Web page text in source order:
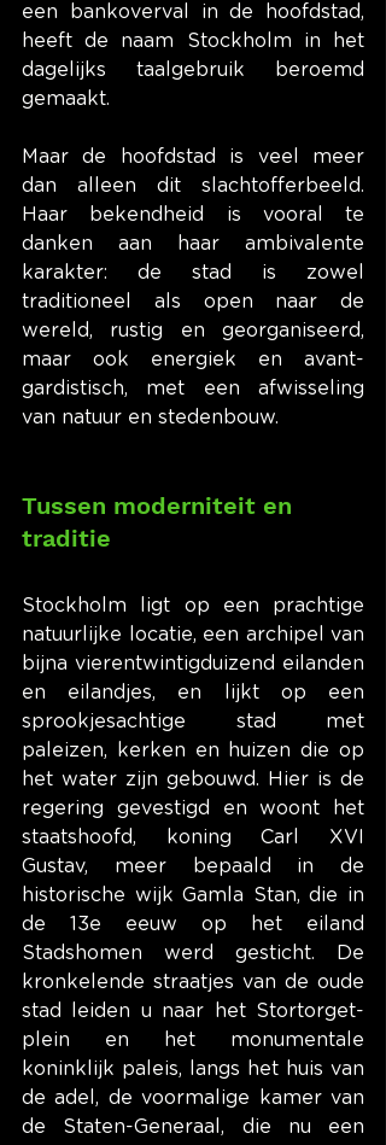
een bankoverval in de hoofdstad,
heeft de naam Stockholm in het
dagelijks taalgebruik beroemd
gemaakt.
Maar de hoofdstad is veel meer
dan alleen dit slachtofferbeeld.
Haar bekendheid is vooral te
danken aan haar ambivalente
karakter: de stad is zowel
traditioneel als open naar de
wereld, rustig en georganiseerd,
maar ook energiek en avant-
gardistisch, met een afwisseling
van natuur en stedenbouw.
Tussen moderniteit en
traditie
Stockholm ligt op een prachtige
natuurlijke locatie, een archipel van
bijna vierentwintigduizend eilanden
en eilandjes, en lijkt op een
sprookjesachtige stad met
paleizen, kerken en huizen die op
het water zijn gebouwd. Hier is de
regering gevestigd en woont het
staatshoofd, koning Carl XVI
Gustav, meer bepaald in de
historische wijk Gamla Stan, die in
de 13e eeuw op het eiland
Stadshomen werd gesticht. De
kronkelende straatjes van de oude
stad leiden u naar het Stortorget-
plein en het monumentale
koninklijk paleis, langs het huis van
de adel, de voormalige kamer van
de Staten-Generaal, die nu een